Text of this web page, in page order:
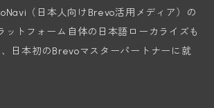
（日本人向けBrevo活用メディア）の
ットフォーム自体の日本語ローカライズも
日本初のBrevoマスターパートナーに就